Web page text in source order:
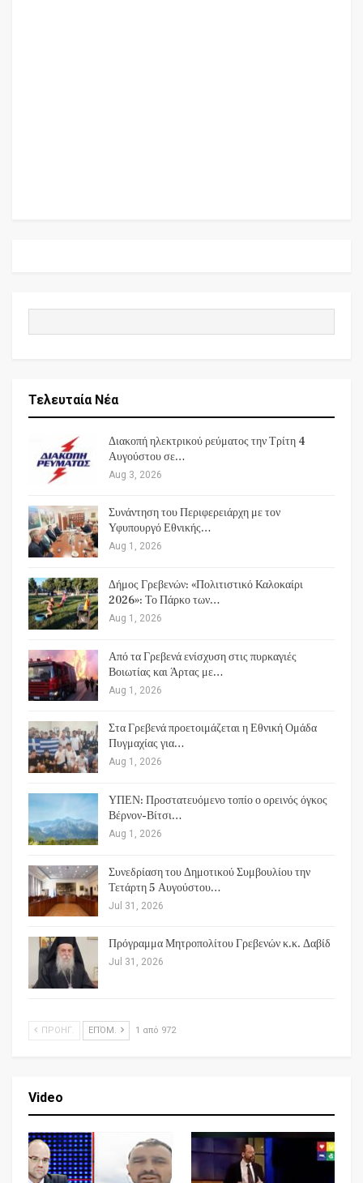
Τελευταία Νέα
Διακοπή ηλεκτρικού ρεύματος την Τρίτη 4
Αυγούστου σε…
Aug 3, 2026
Συνάντηση του Περιφερειάρχη με τον
Υφυπουργό Εθνικής…
Aug 1, 2026
Δήμος Γρεβενών: «Πολιτιστικό Καλοκαίρι
2026»: Το Πάρκο των…
Aug 1, 2026
Από τα Γρεβενά ενίσχυση στις πυρκαγιές
Βοιωτίας και Άρτας με…
Aug 1, 2026
Στα Γρεβενά προετοιμάζεται η Εθνική Ομάδα
Πυγμαχίας για…
Aug 1, 2026
ΥΠΕΝ: Προστατευόμενο τοπίο ο ορεινός όγκος
Βέρνον-Βίτσι…
Aug 1, 2026
Συνεδρίαση του Δημοτικού Συμβουλίου την
Τετάρτη 5 Αυγούστου…
Jul 31, 2026
Πρόγραμμα Μητροπολίτου Γρεβενών κ.κ. Δαβίδ
Jul 31, 2026
ΠΡΟΗΓ. ΕΠΌΜ. 1 από 972
Video